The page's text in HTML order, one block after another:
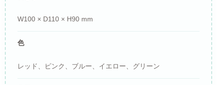
W100 × D110 × H90 mm
色
レッド、ピンク、ブルー、イエロー、グリーン